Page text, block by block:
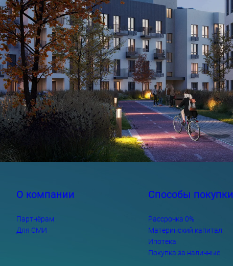
О компании
Партнёрам
Для СМИ
Способы покупки
Рассрочка 0%
Материнский капитал
Ипотека
Покупка за наличные